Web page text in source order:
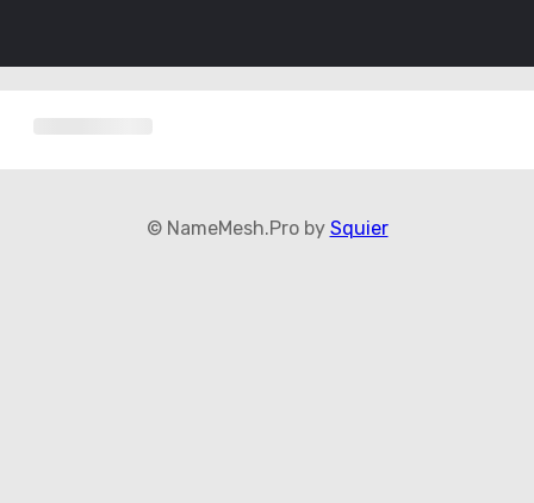
© NameMesh.Pro by Squier